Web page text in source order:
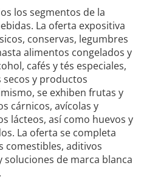
los segmentos de la
La oferta expositiva
conservas, legumbres
alimentos congelados y
cafés y tés especiales,
y productos
se exhiben frutas y
cárnicos, avícolas y
lácteos, así como huevos y
La oferta se completa
comestibles, aditivos
de marca blanca